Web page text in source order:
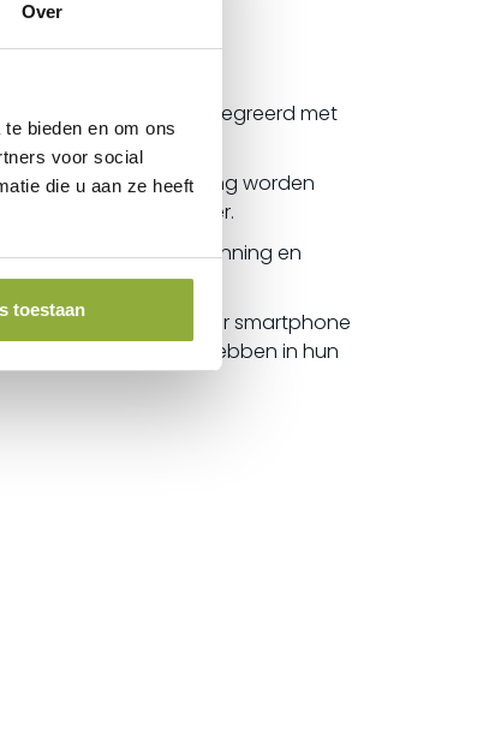
Over
bieden en om ons
voor social
die u aan ze heeft
toestaan
is volledig geïntegreerd met
afspraakherinnering worden
in eigen beheer.
over uw salon planning en
agenda-app voor smartphone
overal inzicht willen hebben in hun